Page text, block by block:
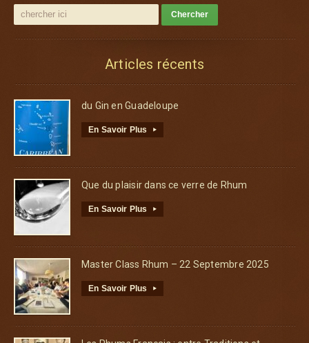
Articles récents
du Gin en Guadeloupe
En Savoir Plus ▸
Que du plaisir dans ce verre de Rhum
En Savoir Plus ▸
Master Class Rhum – 22 Septembre 2025
En Savoir Plus ▸